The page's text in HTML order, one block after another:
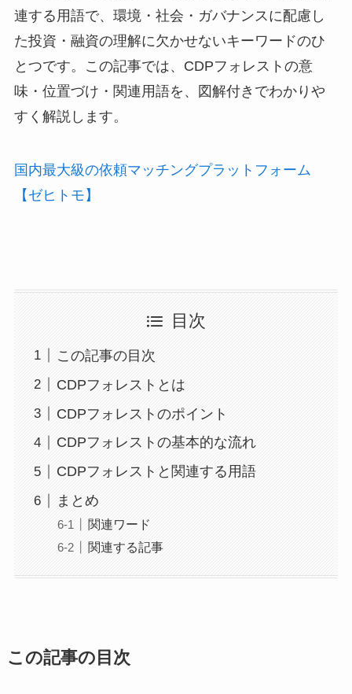
連する用語で、環境・社会・ガバナンスに配慮し
た投資・融資の理解に欠かせないキーワードのひ
とつです。この記事では、CDPフォレストの意
味・位置づけ・関連用語を、図解付きでわかりや
すく解説します。
国内最大級の依頼マッチングプラットフォーム
【ゼヒトモ】
目次
この記事の目次
CDPフォレストとは
CDPフォレストのポイント
CDPフォレストの基本的な流れ
CDPフォレストと関連する用語
まとめ
関連ワード
関連する記事
この記事の目次